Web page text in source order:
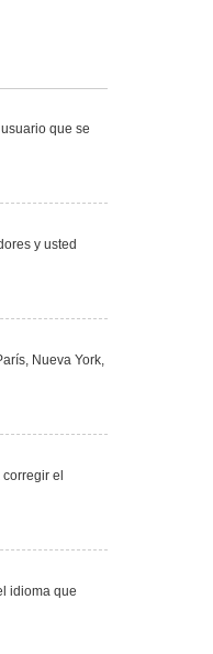
que se
y usted
Nueva York,
el
idioma que